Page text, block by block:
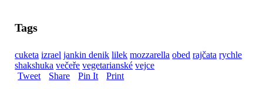
Tags
cuketa izrael jankin denik lilek mozzarella obed rajčata rychle
shakshuka večeře vegetarianské vejce
Tweet
Share Pin It Print